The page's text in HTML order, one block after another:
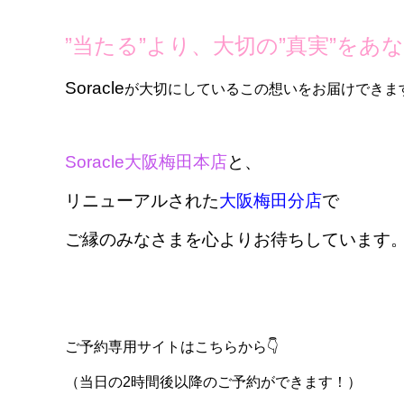
”当たる”より、大切の”真実”をあな
Soracleが大切にしているこの想いをお届けできま
Soracle大阪梅田本店と、
リニューアルされた大阪梅田分店で
ご縁のみなさまを心よりお待ちしています。
ご予約専用サイトはこちらから👇️
（当日の2時間後以降のご予約ができます！）